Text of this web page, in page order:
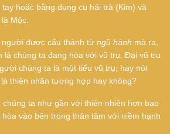
hoặc bằng dụng cụ hái trà (Kim) và
Mộc.
đươc cấu thành từ ngũ hành mà ra,
là chúng ta đang hòa với vũ trụ. Đại vũ trụ
chúng ta là một tiểu vũ trụ, hay nói
thiên nhân tương hợp hay không?
chúng ta như gần với thiên nhiên hơn bao
vào bên trong thân tâm với niềm hạnh